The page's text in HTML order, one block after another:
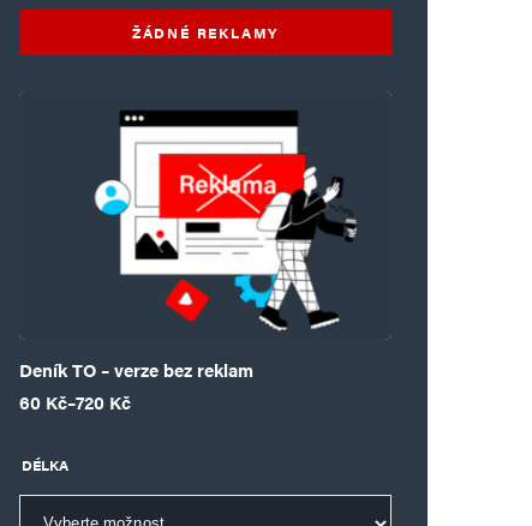
ŽÁDNÉ REKLAMY
Deník TO – verze bez reklam
60 Kč–720 Kč
Rozpětí cen: 60 Kč až 720 Kč
DÉLKA